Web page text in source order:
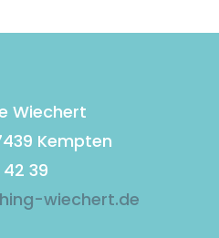
Wiechert
Kempten
39
wiechert.de